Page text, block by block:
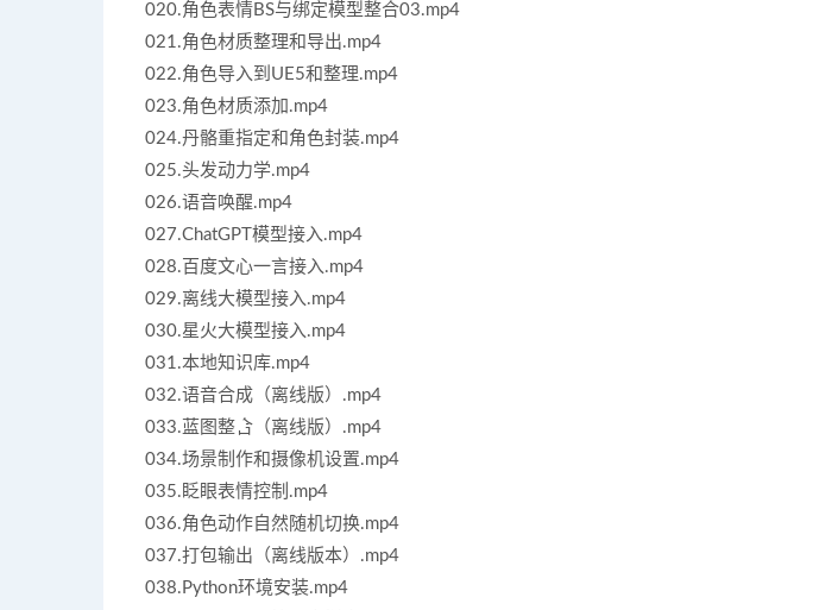
020.角色表情BS与绑定模型整合03.mp4
021.角色材质整理和导出.mp4
022.角色导入到UE5和整理.mp4
023.角色材质添加.mp4
024.丹骼重指定和角色封装.mp4
025.头发动力学.mp4
026.语音唤醒.mp4
027.ChatGPT模型接入.mp4
028.百度文心一言接入.mp4
029.离线大模型接入.mp4
030.星火大模型接入.mp4
031.本地知识库.mp4
032.语音合成（离线版）.mp4
033.蓝图整合（离线版）.mp4
034.场景制作和摄像机设置.mp4
035.眨眼表情控制.mp4
036.角色动作自然随机切换.mp4
037.打包输出（离线版本）.mp4
038.Python环境安装.mp4